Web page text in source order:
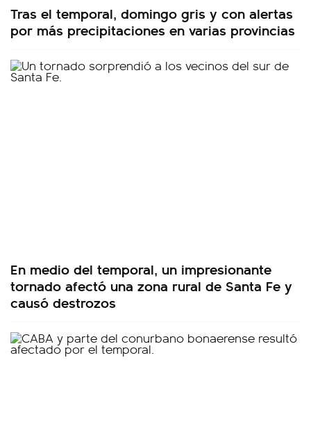
Tras el temporal, domingo gris y con alertas
por más precipitaciones en varias provincias
En medio del temporal, un impresionante
tornado afectó una zona rural de Santa Fe y
causó destrozos